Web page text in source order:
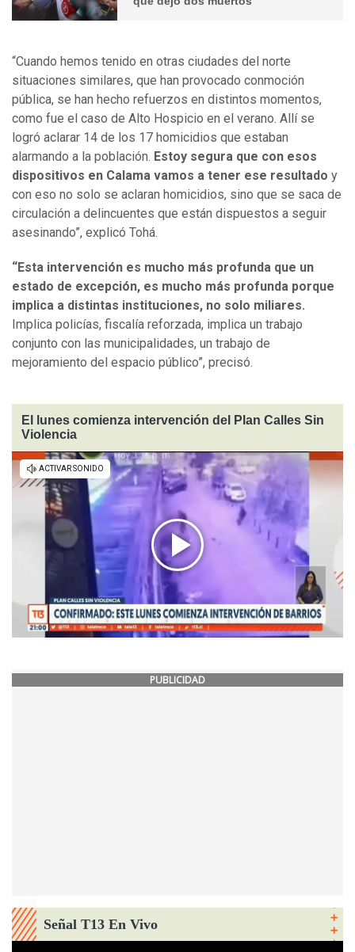
“Cuando hemos tenido en otras ciudades del norte
situaciones similares, que han provocado conmoción
pública, se han hecho refuerzos en distintos momentos,
como fue el caso de Alto Hospicio en el verano. Allí se
logró aclarar 14 de los 17 homicidios que estaban
alarmando a la población. Estoy segura que con esos
dispositivos en Calama vamos a tener ese resultado y
con eso no solo se aclaran homicidios, sino que se saca de
circulación a delincuentes que están dispuestos a seguir
asesinando”, explicó Tohá.
“Esta intervención es mucho más profunda que un
estado de excepción, es mucho más profunda porque
implica a distintas instituciones, no solo miliares.
Implica policías, fiscalía reforzada, implica un trabajo
conjunto con las municipalidades, un trabajo de
mejoramiento del espacio público”, precisó.
El lunes comienza intervención del Plan Calles Sin
Violencia
PUBLICIDAD
Señal T13 En Vivo